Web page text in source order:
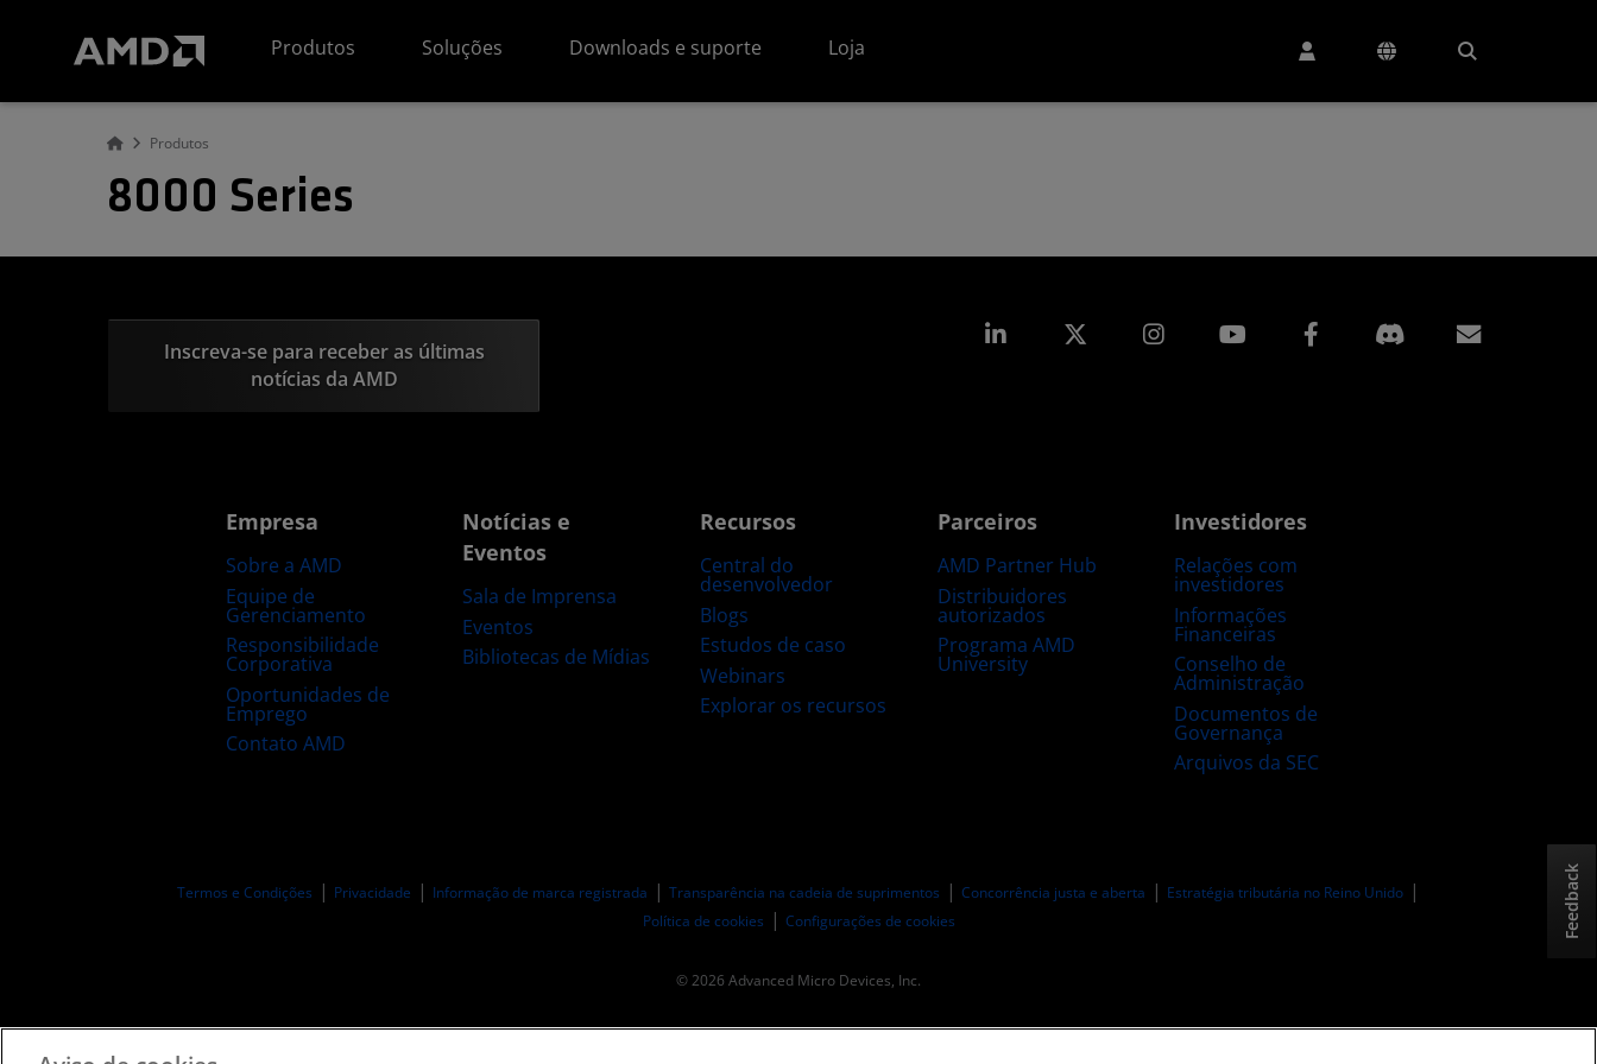
Produtos
Soluções Downloads e suporte Loja
Produtos
8000 Series
Inscreva-se para receber as últimas
notícias da AMD
Linkedin Instagram Facebook
Empresa
Sobre a AMD
Equipe de
Gerenciamento
Responsibilidade
Corporativa
Oportunidades de
Emprego
Contato AMD
Notícias e
Eventos
Sala de Imprensa
Eventos
Bibliotecas de Mídias
Recursos
Central do
desenvolvedor
Blogs
Estudos de caso
Webinars
Explorar os recursos
Parceiros
AMD Partner Hub
Distribuidores
autorizados
Programa AMD
University
Investidores
Relações com
investidores
Informações
Financeiras
Conselho de
Administração
Documentos de
Governança
Arquivos da SEC
Termos e Condições Privacidade Informação de marca registrada Transparência na cadeia de suprimentos Concorrência justa e aberta
Estratégia tributária no Reino Unido
Política de cookies
Configurações de cookies
© 2026 Advanced Micro Devices, Inc.
Feedback